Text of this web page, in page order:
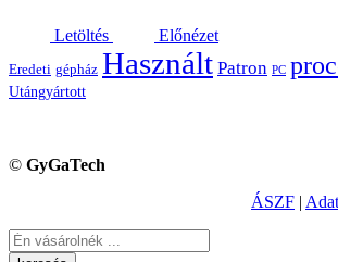
Letöltés Előnézet
Eredeti gépház Használt Patron PC
Utángyártott
© GyGaTech
ÁSZF |
Keresés